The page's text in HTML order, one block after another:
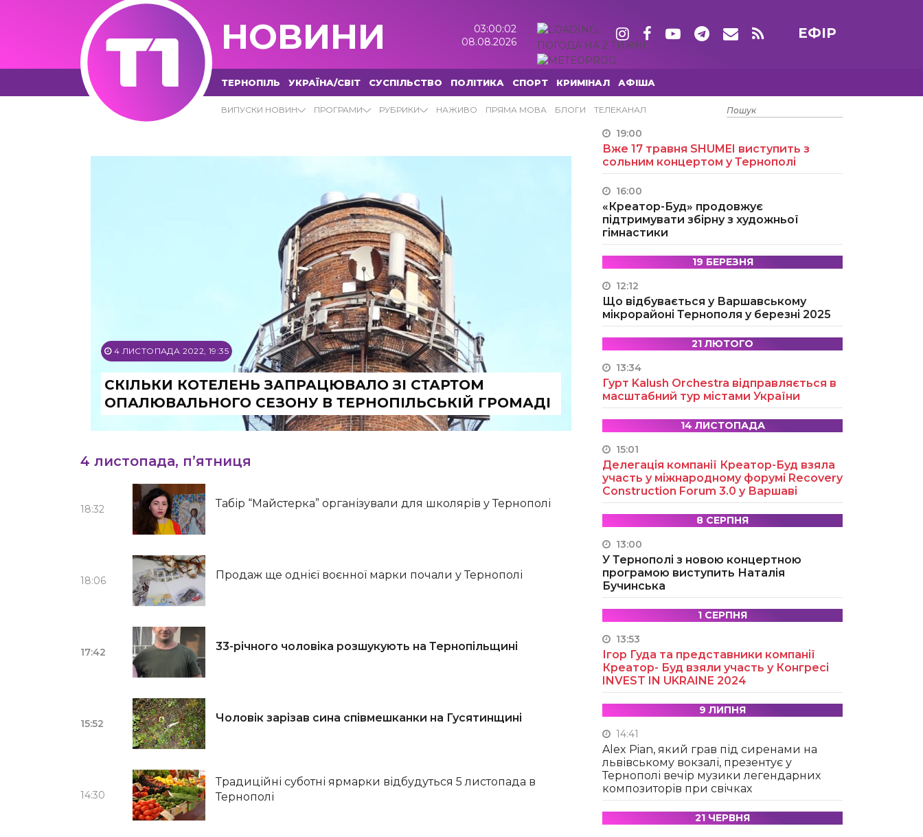
НОВИНИ
03:00:03
08.08.2026
ПОГОДА НА 2 ТИЖНІ
ЕФІР
ТЕРНОПІЛЬ УКРАЇНА/СВІТ СУСПІЛЬСТВО ПОЛІТИКА СПОРТ КРИМІНАЛ АФІША
ВИПУСКИ НОВИН ПРОГРАМИ РУБРИКИ НАЖИВО ПРЯМА МОВА БЛОГИ ТЕЛЕКАНАЛ
04.11.2022 - Т1 НОВИНИ
4 ЛИСТОПАДА 2022, 19:35
СКІЛЬКИ КОТЕЛЕНЬ ЗАПРАЦЮВАЛО ЗІ СТАРТОМ
ОПАЛЮВАЛЬНОГО СЕЗОНУ В ТЕРНОПІЛЬСЬКІЙ ГРОМАДІ
4 листопада, п’ятниця
18:32 Табір “Майстерка” організували для школярів у Тернополі
18:06 Продаж ще однієї воєнної марки почали у Тернополі
17:42 33-річного чоловіка розшукують на Тернопільщині
15:52 Чоловік зарізав сина співмешканки на Гусятинщині
14:30
Традиційні суботні ярмарки відбудуться 5 листопада в
Тернополі
15 ТРАВНЯ
19:00
Вже 17 травня SHUMEI виступить з
сольним концертом у Тернополі
16:00
«Креатор-Буд» продовжує
підтримувати збірну з художньої
гімнастики
19 БЕРЕЗНЯ
12:12
Що відбувається у Варшавському
мікрорайоні Тернополя у березні 2025
21 ЛЮТОГО
13:34
Гурт Kalush Orchestra відправляється в
масштабний тур містами України
14 ЛИСТОПАДА
15:01
Делегація компанії Креатор-Буд взяла
участь у міжнародному форумі Recovery
Construction Forum 3.0 у Варшаві
8 СЕРПНЯ
13:00
У Тернополі з новою концертною
програмою виступить Наталія
Бучинська
1 СЕРПНЯ
13:53
Ігор Гуда та представники компанії
Креатор- Буд взяли участь у Конгресі
INVEST IN UKRAINE 2024
9 ЛИПНЯ
14:41
Alex Pian, який грав під сиренами на
львівському вокзалі, презентує у
Тернополі вечір музики легендарних
композиторів при свічках
21 ЧЕРВНЯ